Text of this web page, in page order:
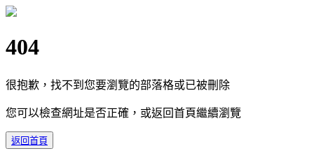
404
很抱歉，找不到您要瀏覽的部落格或已被刪除
您可以檢查網址是否正確，或返回首頁繼續瀏覽
返回首頁